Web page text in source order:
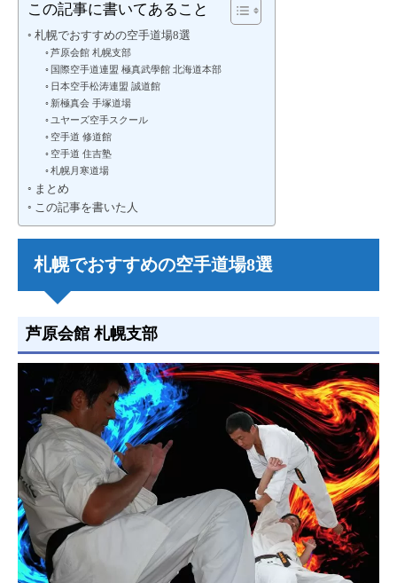
この記事に書いてあること
札幌でおすすめの空手道場8選
芦原会館 札幌支部
国際空手道連盟 極真武學館 北海道本部
日本空手松涛連盟 誠道館
新極真会 手塚道場
ユヤーズ空手スクール
空手道 修道館
空手道 住吉塾
札幌月寒道場
まとめ
この記事を書いた人
札幌でおすすめの空手道場8選
芦原会館 札幌支部